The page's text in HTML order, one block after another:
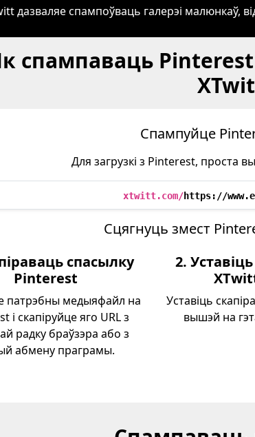
дазваляе спампоўваць галерэі малюнкаў,
спампаваць Pinterest
Спампуйце
Для загрузкі з Pinterest, проста
xtwitt.com/https://
Сцягнуць змест
спасылку
Pinterest
патрэбны медыяфайл на
і скапіруйце яго URL з
радку браўзэра або з
абмену праграмы.
2.
Уставіць
вышэй на